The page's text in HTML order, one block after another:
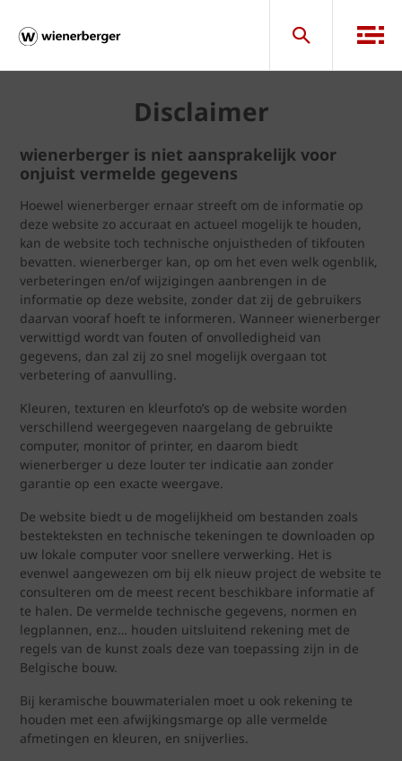
Disclaimer
wienerberger is niet aansprakelijk voor
onjuist vermelde gegevens
Hoewel wienerberger ernaar streeft om de informatie op
deze website zo accuraat en actueel mogelijk te houden,
kan de website toch technische onjuistheden of tikfouten
bevatten. wienerberger kan, op om het even welk ogenblik,
verbeteringen en/of wijzigingen aanbrengen in de
informatie op deze website, zonder dat zij de gebruikers
daarvan vooraf hoeft te informeren. Wanneer wienerberger
verwittigd wordt van fouten of onvolledigheid van
gegevens, dan zal zij zo snel mogelijk overgaan tot
verbetering of aanvulling.
Kleuren, texturen en kleurfoto’s op de website worden
verschillend weergegeven naargelang de gebruikte
computer, monitor of printer, en daarom biedt
wienerberger u deze louter ter indicatie aan zonder
garantie op een exacte weergave.
De website biedt u de mogelijkheid om bestanden zoals
bestekteksten en technische tekeningen te downloaden op
uw lokale computer voor snellere verwerking. Het is
evenwel aangewezen om bij elk nieuw project de website te
consulteren om de meest recent beschikbare informatie af
te halen. De vermelde technische gegevens, normen en
legplannen, enz… houden uitsluitend rekening met de
regels van de kunst zoals deze van toepassing zijn in de
Belgische bouw.
Bij keramische bouwmaterialen moet u ook rekening te
houden met een afwijkingsmarge op alle vermelde
afmetingen en kleuren, en snijverlies.